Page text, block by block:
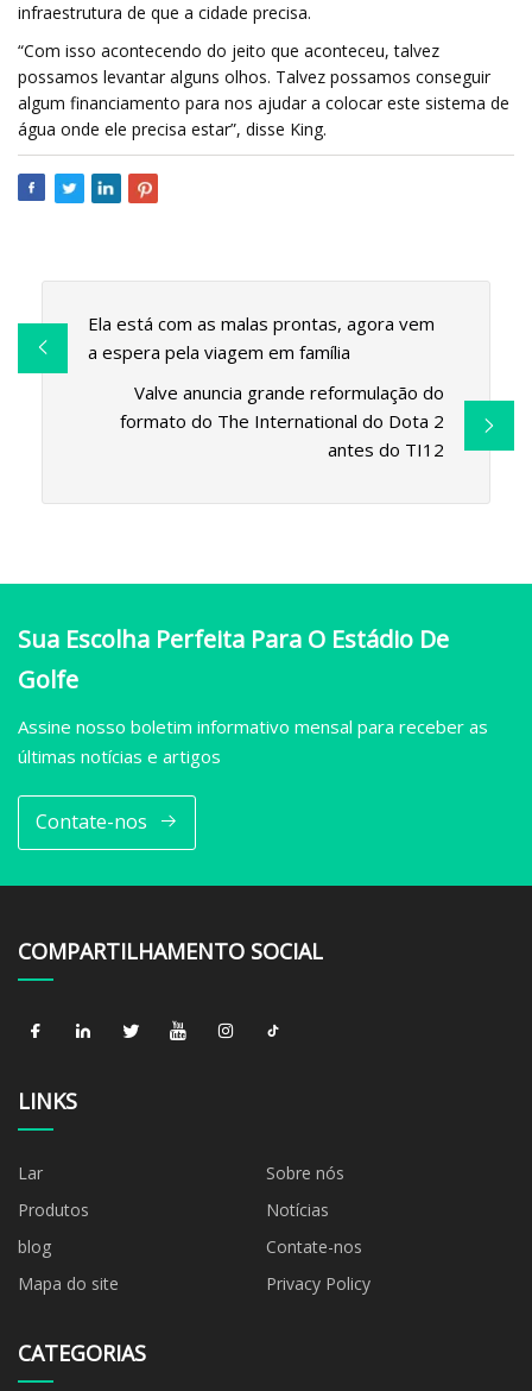
infraestrutura de que a cidade precisa.
“Com isso acontecendo do jeito que aconteceu, talvez
possamos levantar alguns olhos. Talvez possamos conseguir
algum financiamento para nos ajudar a colocar este sistema de
água onde ele precisa estar”, disse King.
Ela está com as malas prontas, agora vem
a espera pela viagem em família
Valve anuncia grande reformulação do
formato do The International do Dota 2
antes do TI12
Sua Escolha Perfeita Para O Estádio De
Golfe
Assine nosso boletim informativo mensal para receber as
últimas notícias e artigos
Contate-nos
COMPARTILHAMENTO SOCIAL
LINKS
Lar
Sobre nós
Produtos
Notícias
blog
Contate-nos
Mapa do site
Privacy Policy
CATEGORIAS